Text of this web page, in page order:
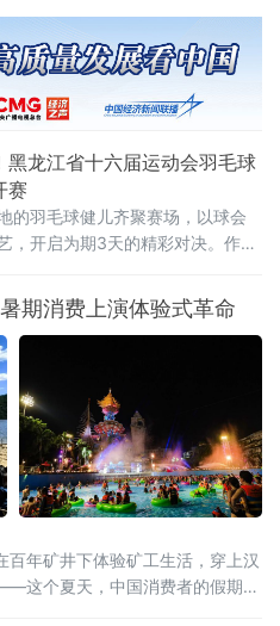
部门共同签订中俄跨境游高质量
框架协议，这标志着哈黑绥三地
监管一体化协同共治机制正式落
域监管合作，重在立足黑龙江对
破解跨境文旅治理难题的创新实
势互补
黑龙江省十六届运动会羽毛球
赛
的羽毛球健儿齐聚赛场，以球会
，开启为期3天的精彩对决。作为
点十足。据了解，比赛共设置
混合双打、男子双打、女子双
、女子单打七大竞赛项目，全面
流竞赛组别，为
期消费上演体验式革命
百年矿井下体验矿工生活，穿上汉
这个夏天，中国消费者的假期打